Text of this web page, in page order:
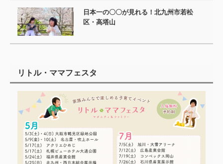
日本一の〇〇が見れる！北九州市若松
区・高塔山
リトル・ママフェスタ